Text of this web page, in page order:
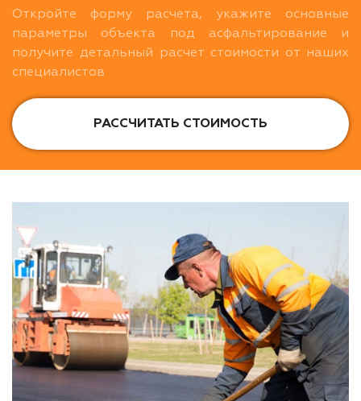
Откройте форму расчета, укажите основные
параметры объекта под асфальтирование и
получите детальный расчет стоимости от наших
специалистов
РАССЧИТАТЬ СТОИМОСТЬ